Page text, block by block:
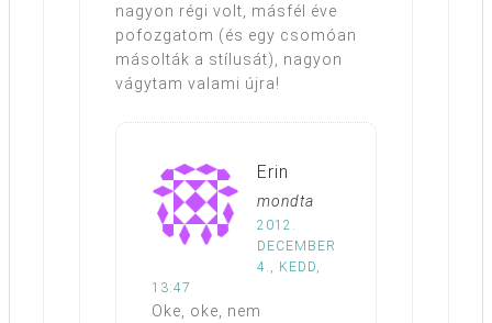
nagyon régi volt, másfél éve
pofozgatom (és egy csomóan
másolták a stílusát), nagyon
vágytam valami újra!
Erin
mondta
2012.
DECEMBER
4., KEDD,
13:47
Oke, oke, nem